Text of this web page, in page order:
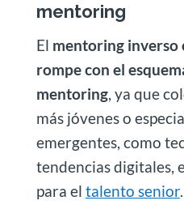
mentoring
El mentoring inverso
rompe con el
mentoring, ya que
más jóvenes o
emergentes, como
tendencias digitales,
para el talento senior